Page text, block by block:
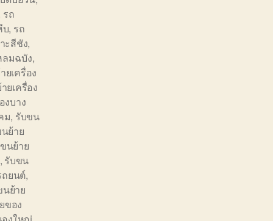
รถ
บ, รถ
ะสีชัง,
ลมฉบัง,
ยเครื่อง
ยเครื่อง
งบาง
ม, รับขน
ย้าย
นย้าย
, รับขน
ยนต์,
นย้าย
ของ